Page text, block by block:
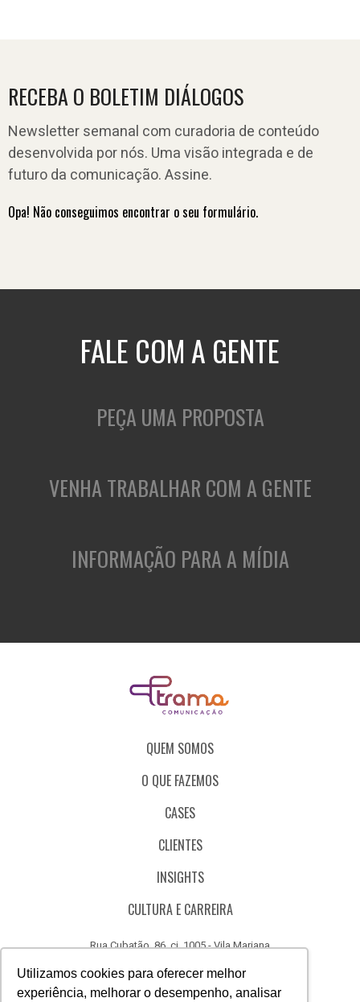
Utilizamos cookies para oferecer melhor
experiência, melhorar o desempenho, analisar
RECEBA O BOLETIM DIÁLOGOS
Newsletter semanal com curadoria de conteúdo
desenvolvida por nós. Uma visão integrada e de
futuro da comunicação. Assine.
Opa! Não conseguimos encontrar o seu formulário.
FALE COM A GENTE
PEÇA UMA PROPOSTA
VENHA TRABALHAR COM A GENTE
INFORMAÇÃO PARA A MÍDIA
QUEM SOMOS
O QUE FAZEMOS
CASES
CLIENTES
INSIGHTS
CULTURA E CARREIRA
Rua Cubatão, 86, cj. 1005 - Vila Mariana